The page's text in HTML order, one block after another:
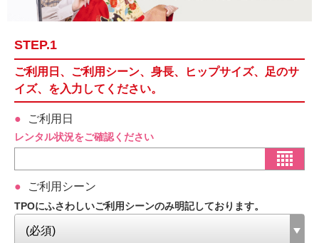
STEP.1
ご利用日、ご利用シーン、身長、ヒップサイズ、足のサ
イズ、を入力してください。
ご利用日
レンタル状況をご確認ください
ご利用シーン
TPOにふさわしいご利用シーンのみ明記しております。